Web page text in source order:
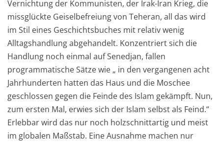
Vernichtung der Kommunisten, der Irak-Iran Krieg, die
missglückte Geiselbefreiung von Teheran, all das wird
im Stil eines Geschichtsbuches mit relativ wenig
Alltagshandlung abgehandelt. Konzentriert sich die
Handlung noch einmal auf Senedjan, fallen
programmatische Sätze wie „ in den vergangenen acht
Jahrhunderten hatten das Haus und die Moschee
geschlossen gegen die Feinde des Islam gekämpft. Nun,
zum ersten Mal, erwies sich der Islam selbst als Feind.“
Erlebbar wird das nur noch holzschnittartig und meist
im globalen Maßstab. Eine Ausnahme machen nur